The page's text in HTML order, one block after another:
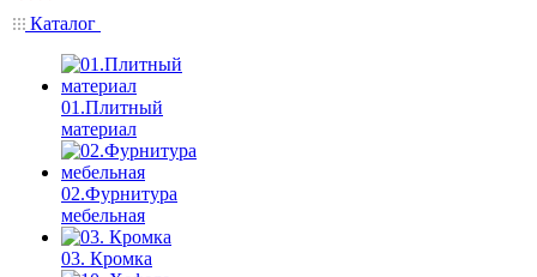
Каталог
01.Плитный
материал
02.Фурнитура
мебельная
03. Кромка